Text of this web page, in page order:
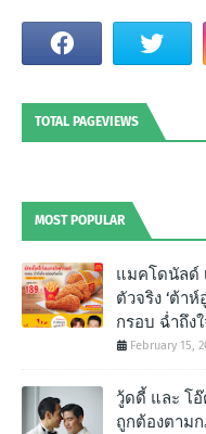
TOTAL PAGEVIEWS
MOST POPULAR
แมคโดนัลด์
ตัวจริง ‘ต้า
กรอบ ฉํ่าถึง
February 15,
วู้ดดี้ และ โ
ถูกต้องตาม